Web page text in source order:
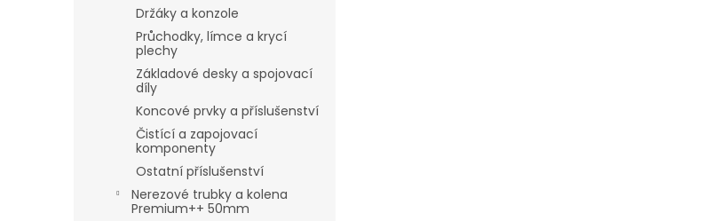
Držáky a konzole
Průchodky, límce a krycí
plechy
Základové desky a spojovací
díly
Koncové prvky a příslušenství
Čistící a zapojovací
komponenty
Ostatní příslušenství
Nerezové trubky a kolena
Premium++ 50mm